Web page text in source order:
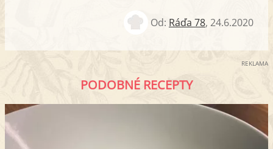
Od: Ráďa 78, 24.6.2020
REKLAMA
PODOBNÉ RECEPTY